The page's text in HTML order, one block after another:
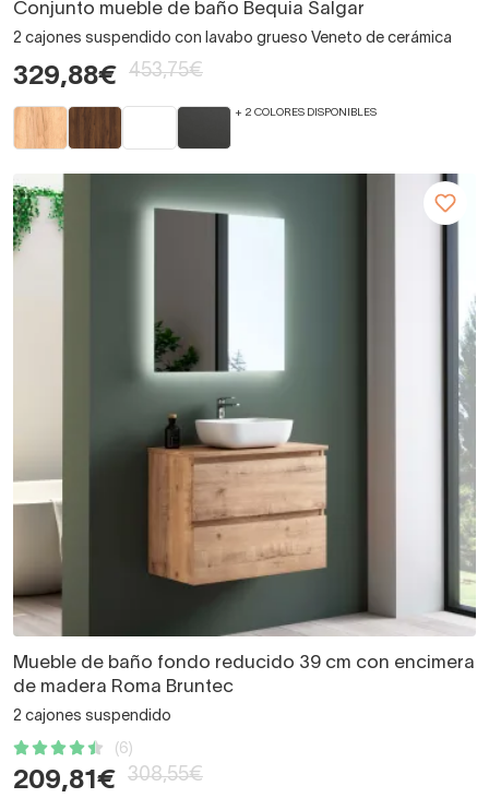
Conjunto mueble de baño Bequia Salgar
2 cajones suspendido con lavabo grueso Veneto de cerámica
329,88€ 453,75€
+ 2 COLORES DISPONIBLES
Mueble de baño fondo reducido 39 cm con encimera
de madera Roma Bruntec
2 cajones suspendido
(6)
209,81€ 308,55€